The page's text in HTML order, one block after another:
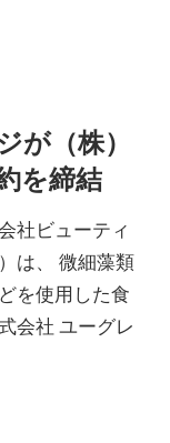
が（株）
を締結
社ビューティ
は、 微細藻類
を使用した食
会社 ユーグレ